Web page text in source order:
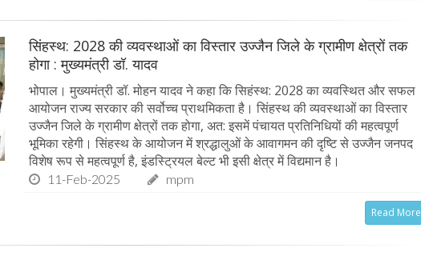
सिंहस्थ: 2028 की व्यवस्थाओं का विस्तार उज्जैन जिले के ग्रामीण क्षेत्रों तक
होगा : मुख्यमंत्री डॉ. यादव
भोपाल। मुख्यमंत्री डॉ. मोहन यादव ने कहा कि सिहंस्थ: 2028 का व्यवस्थित और सफल
आयोजन राज्य सरकार की सर्वोच्च प्राथमिकता है। सिंहस्थ की व्यवस्थाओं का विस्तार
उज्जैन जिले के ग्रामीण क्षेत्रों तक होगा, अत: इसमें पंचायत प्रतिनिधियों की महत्वपूर्ण
भूमिका रहेगी। सिंहस्थ के आयोजन में श्रद्धालुओं के आवागमन की दृष्टि से उज्जैन जनपद
विशेष रूप से महत्वपूर्ण है, इंडस्ट्रियल बेल्ट भी इसी क्षेत्र में विद्यमान है।
11-Feb-2025 mpm
Read More